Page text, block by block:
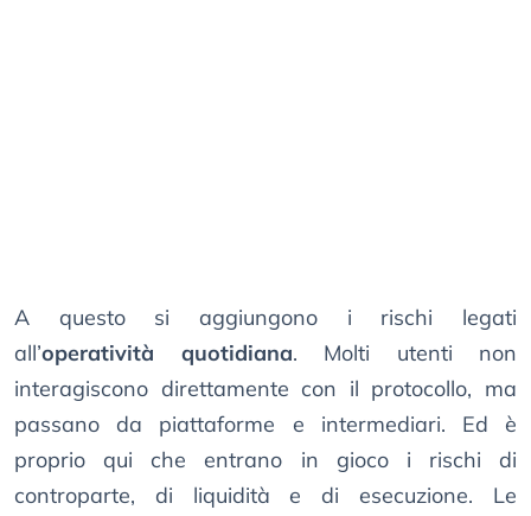
A questo si aggiungono i rischi legati
all’operatività quotidiana. Molti utenti non
interagiscono direttamente con il protocollo, ma
passano da piattaforme e intermediari. Ed è
proprio qui che entrano in gioco i rischi di
controparte, di liquidità e di esecuzione. Le